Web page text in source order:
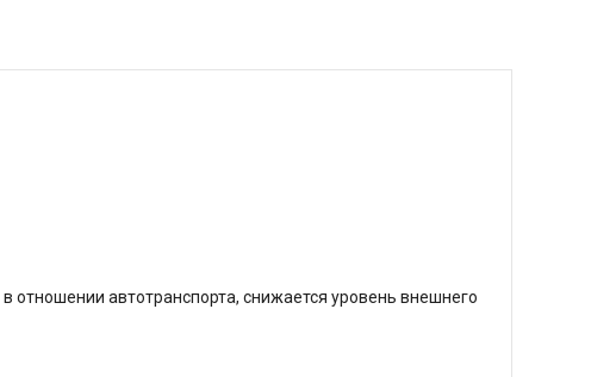
отношении автотранспорта, снижается уровень внешнего